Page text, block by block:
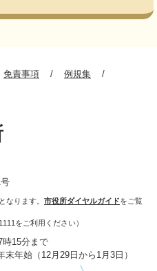
免責事項 例規集
なります。 市役所ダイヤルガイドをご覧
をご利用ください）
時15分まで
年始（12月29日から1月3日）